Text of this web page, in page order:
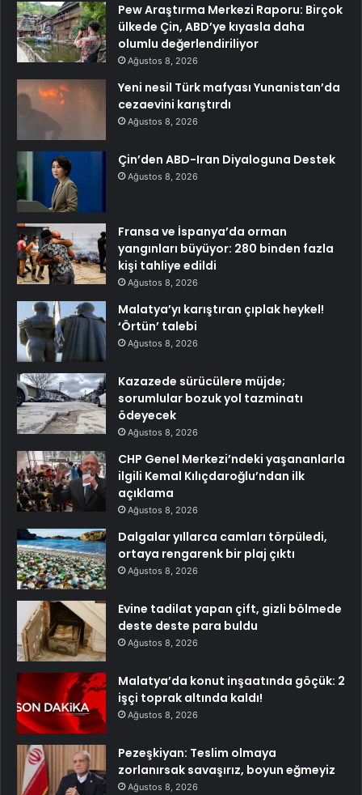
Pew Araştırma Merkezi Raporu: Birçok
ülkede Çin, ABD’ye kıyasla daha
olumlu değerlendiriliyor
Ağustos 8, 2026
Yeni nesil Türk mafyası Yunanistan’da
cezaevini karıştırdı
Ağustos 8, 2026
Çin’den ABD-Iran Diyaloguna Destek
Ağustos 8, 2026
Fransa ve İspanya’da orman
yangınları büyüyor: 280 binden fazla
kişi tahliye edildi
Ağustos 8, 2026
Malatya’yı karıştıran çıplak heykel!
‘Örtün’ talebi
Ağustos 8, 2026
Kazazede sürücülere müjde;
sorumlular bozuk yol tazminatı
ödeyecek
Ağustos 8, 2026
CHP Genel Merkezi’ndeki yaşananlarla
ilgili Kemal Kılıçdaroğlu’ndan ilk
açıklama
Ağustos 8, 2026
Dalgalar yıllarca camları törpüledi,
ortaya rengarenk bir plaj çıktı
Ağustos 8, 2026
Evine tadilat yapan çift, gizli bölmede
deste deste para buldu
Ağustos 8, 2026
Malatya’da konut inşaatında göçük: 2
işçi toprak altında kaldı!
Ağustos 8, 2026
Pezeşkiyan: Teslim olmaya
zorlanırsak savaşırız, boyun eğmeyiz
Ağustos 8, 2026